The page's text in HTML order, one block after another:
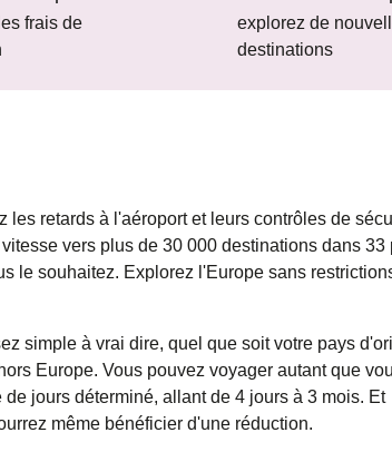
frais de
explorez de
destinations
retards à l'aéroport et leurs contrôles de
vers plus de 30 000 destinations dans 33
le souhaitez. Explorez l'Europe sans
simple à vrai dire, quel que soit votre pays
Europe. Vous pouvez voyager autant que
jours déterminé, allant de 4 jours à 3 mois. Et
même bénéficier d'une réduction.